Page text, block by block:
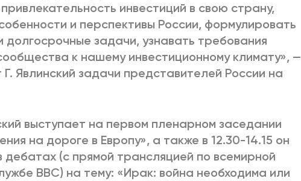
инвестиций в свою страну,
и перспективы России, формулировать
задачи, узнавать требования
к нашему инвестиционному климату», —
Явлинский задачи представителей России на
выступает на первом пленарном заседании
на дороге в Европу», а также в 12.30-14.15 он
дебатах (с прямой трансляцией по всемирной
ВВС) на тему: «Ирак: война необходима или